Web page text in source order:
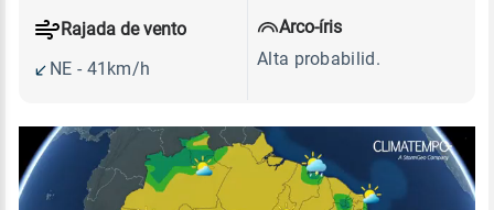
Rajada de vento
NE - 41km/h
Arco-íris
Alta probabilid.